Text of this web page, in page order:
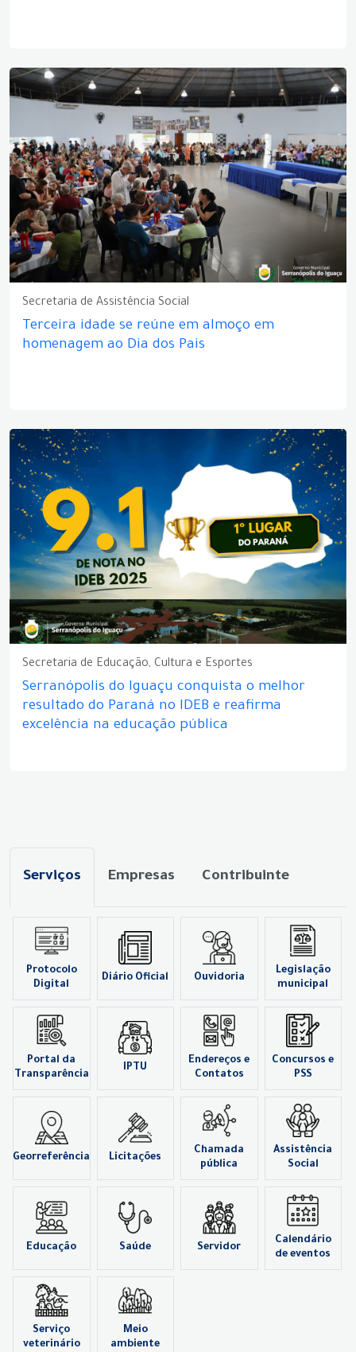
Secretaria de Assistência Social
Terceira idade se reúne em almoço em
homenagem ao Dia dos Pais
Secretaria de Educação, Cultura e Esportes
Serranópolis do Iguaçu conquista o melhor
resultado do Paraná no IDEB e reafirma
excelência na educação pública
Serviços Empresas Contribuinte
Protocolo
Digital
Diário Oficial Ouvidoria
Legislação
municipal
Portal da
Transparência
IPTU
Endereços e
Contatos
Concursos e
PSS
Georreferência Licitações
Chamada
pública
Assistência
Social
Educação Saúde Servidor
Calendário
de eventos
Serviço
veterinário
Meio
ambiente